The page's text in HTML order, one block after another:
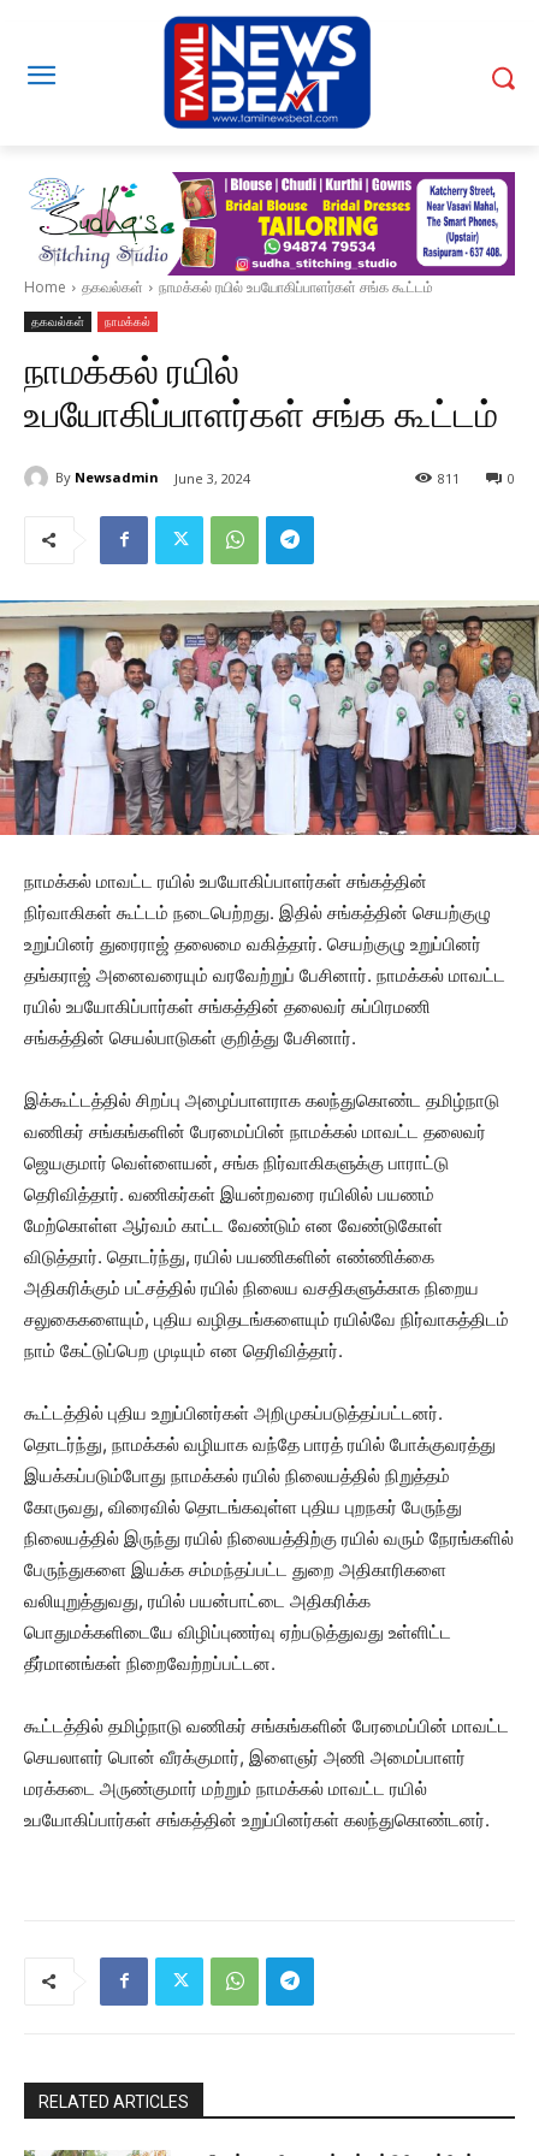
Home தகவல்கள் நாமக்கல் ரயில் உபயோகிப்பாளர்கள் சங்க கூட்டம்
தகவல்கள் நாமக்கல்
நாமக்கல் ரயில்
உபயோகிப்பாளர்கள் சங்க கூட்டம்
By Newsadmin June 3, 2024 0
811
நாமக்கல் மாவட்ட ரயில் உபயோகிப்பாளர்கள் சங்கத்தின்
நிர்வாகிகள் கூட்டம் நடைபெற்றது. இதில் சங்கத்தின் செயற்குழு
உறுப்பினர் துரைராஜ் தலைமை வகித்தார். செயற்குழு உறுப்பினர்
தங்கராஜ் அனைவரையும் வரவேற்றுப் பேசினார். நாமக்கல் மாவட்ட
ரயில் உபயோகிப்பார்கள் சங்கத்தின் தலைவர் சுப்பிரமணி
சங்கத்தின் செயல்பாடுகள் குறித்து பேசினார்.
இக்கூட்டத்தில் சிறப்பு அழைப்பாளராக கலந்துகொண்ட தமிழ்நாடு
வணிகர் சங்கங்களின் பேரமைப்பின் நாமக்கல் மாவட்ட தலைவர்
ஜெயகுமார் வெள்ளையன், சங்க நிர்வாகிகளுக்கு பாராட்டு
தெரிவித்தார். வணிகர்கள் இயன்றவரை ரயிலில் பயணம்
மேற்கொள்ள ஆர்வம் காட்ட வேண்டும் என வேண்டுகோள்
விடுத்தார். தொடர்ந்து, ரயில் பயணிகளின் எண்ணிக்கை
அதிகரிக்கும் பட்சத்தில் ரயில் நிலைய வசதிகளுக்காக நிறைய
சலுகைகளையும், புதிய வழிதடங்களையும் ரயில்வே நிர்வாகத்திடம்
நாம் கேட்டுப்பெற முடியும் என தெரிவித்தார்.
கூட்டத்தில் புதிய உறுப்பினர்கள் அறிமுகப்படுத்தப்பட்டனர்.
தொடர்ந்து, நாமக்கல் வழியாக வந்தே பாரத் ரயில் போக்குவரத்து
இயக்கப்படும்போது நாமக்கல் ரயில் நிலையத்தில் நிறுத்தம்
கோருவது, விரைவில் தொடங்கவுள்ள புதிய புறநகர் பேருந்து
நிலையத்தில் இருந்து ரயில் நிலையத்திற்கு ரயில் வரும் நேரங்களில்
பேருந்துகளை இயக்க சம்மந்தப்பட்ட துறை அதிகாரிகளை
வலியுறுத்துவது, ரயில் பயன்பாட்டை அதிகரிக்க
பொதுமக்களிடையே விழிப்புணர்வு ஏற்படுத்துவது உள்ளிட்ட
தீர்மானங்கள் நிறைவேற்றப்பட்டன.
கூட்டத்தில் தமிழ்நாடு வணிகர் சங்கங்களின் பேரமைப்பின் மாவட்ட
செயலாளர் பொன் வீரக்குமார், இளைஞர் அணி அமைப்பாளர்
மரக்கடை அருண்குமார் மற்றும் நாமக்கல் மாவட்ட ரயில்
உபயோகிப்பார்கள் சங்கத்தின் உறுப்பினர்கள் கலந்துகொண்டனர்.
RELATED ARTICLES